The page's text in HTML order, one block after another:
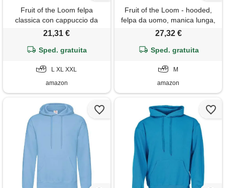
Fruit of the Loom felpa
classica con cappuccio da
uomo, cielo, xxl
21,31 €
Sped. gratuita
L XL XXL
amazon
Fruit of the Loom - hooded,
felpa da uomo, manica lunga,
collo con cappuccio, blu(blau
produttore: 48/50
27,32 €
Sped. gratuita
M
amazon